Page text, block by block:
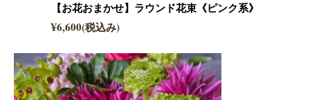
【お花おまかせ】ラウンド花束《ピンク系》
¥6,600(税込み)